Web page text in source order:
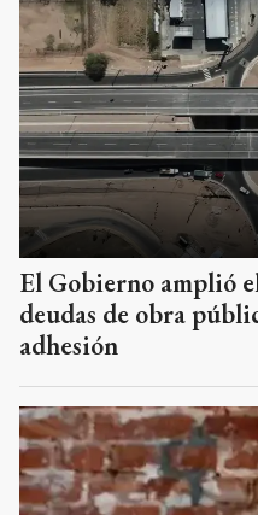
El Gobierno amplió
deudas de obra
adhesión